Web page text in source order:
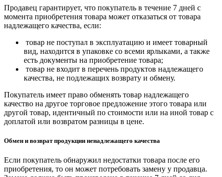
Продавец гарантирует, что покупатель в течение 7 дней с
момента приобретения товара может отказаться от товара
надлежащего качества, если:
товар не поступал в эксплуатацию и имеет товарный
вид, находится в упаковке со всеми ярлыками, а также
есть документы на приобретение товара;
товар не входит в перечень продуктов надлежащего
качества, не подлежащих возврату и обмену.
Покупатель имеет право обменять товар надлежащего
качество на другое торговое предложение этого товара или
другой товар, идентичный по стоимости или на иной товар с
доплатой или возвратом разницы в цене.
Обмен и возврат продукции ненадлежащего качества
Если покупатель обнаружил недостатки товара после его
приобретения, то он может потребовать замену у продавца.